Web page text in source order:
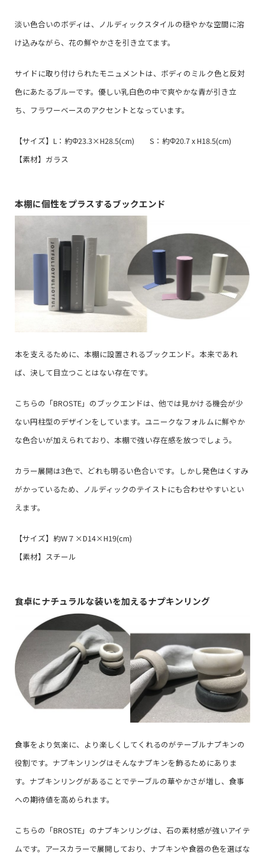
淡い色合いのボディは、ノルディックスタイルの穏やかな空間に溶
け込みながら、花の鮮やかさを引き立てます。
サイドに取り付けられたモニュメントは、ボディのミルク色と反対
色にあたるブルーです。優しい乳白色の中で爽やかな青が引き立
ち、フラワーベースのアクセントとなっています。
【サイズ】L：約Φ23.3×H28.5(cm) S：約Φ20.7 x H18.5(cm)
【素材】ガラス
本棚に個性をプラスするブックエンド
本を支えるために、本棚に設置されるブックエンド。本来であれ
ば、決して目立つことはない存在です。
こちらの「BROSTE」のブックエンドは、他では見かける機会が少
ない円柱型のデザインをしています。ユニークなフォルムに鮮やか
な色合いが加えられており、本棚で強い存在感を放つでしょう。
カラー展開は3色で、どれも明るい色合いです。しかし発色はくすみ
がかっているため、ノルディックのテイストにも合わせやすいとい
えます。
【サイズ】約W７×D14×H19(cm)
【素材】スチール
食卓にナチュラルな装いを加えるナプキンリング
食事をより気楽に、より楽しくしてくれるのがテーブルナプキンの
役割です。ナプキンリングはそんなナプキンを飾るためにありま
す。ナプキンリングがあることでテーブルの華やかさが増し、食事
への期待値を高められます。
こちらの「BROSTE」のナプキンリングは、石の素材感が強いアイテ
ムです。アースカラーで展開しており、ナプキンや食器の色を選ばな